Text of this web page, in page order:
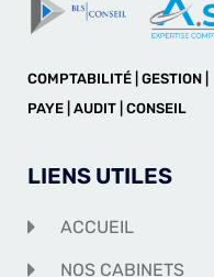
COMPTABILITÉ | GESTION |
PAYE | AUDIT | CONSEIL
LIENS UTILES
ACCUEIL
NOS CABINETS